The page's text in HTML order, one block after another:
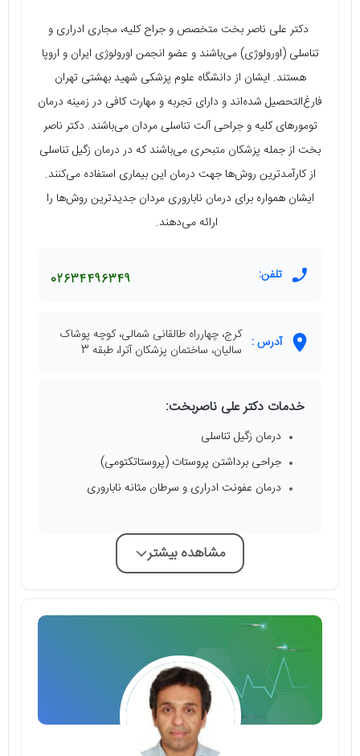
دکتر علی ناصر بخت متخصص و جراح کلیه، مجاری ادراری و
تناسلی (اورولوژی) می‌باشند و عضو انجمن اورولوژی ایران و اروپا
هستند. ایشان از دانشگاه علوم پزشکی شهید بهشتی تهران
فارغ‌التحصیل شده‌اند و دارای تجربه و مهارت کافی در زمینه درمان
تومورهای کلیه و جراحی آلت تناسلی مردان می‌باشند. دکتر ناصر
بخت از جمله پزشکان متبحری می‌باشند که در درمان زگیل تناسلی
از کارآمدترین روش‌ها جهت درمان این بیماری استفاده می‌کنند.
ایشان همواره برای درمان ناباروری مردان جدیدترین روش‌ها را
ارائه می‌دهند.
تلفن: 02634496349
آدرس : کرج، چهارراه طالقانی شمالی، کوچه پوشاک
سالیان، ساختمان پزشکان آترا، طبقه 3
خدمات دکتر علی ناصربخت:
درمان زگیل تناسلی
جراحی برداشتن پروستات (پروستاتکتومی)
درمان عفونت ادراری و سرطان مثانه ناباروری
مشاهده بیشتر